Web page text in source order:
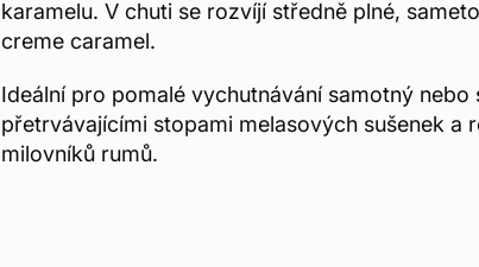
karamelu. V chuti se rozvíjí středně plné,
creme caramel.
Ideální pro pomalé vychutnávání samotný
přetrvávajícími stopami melasových sušenek a
milovníků rumů.